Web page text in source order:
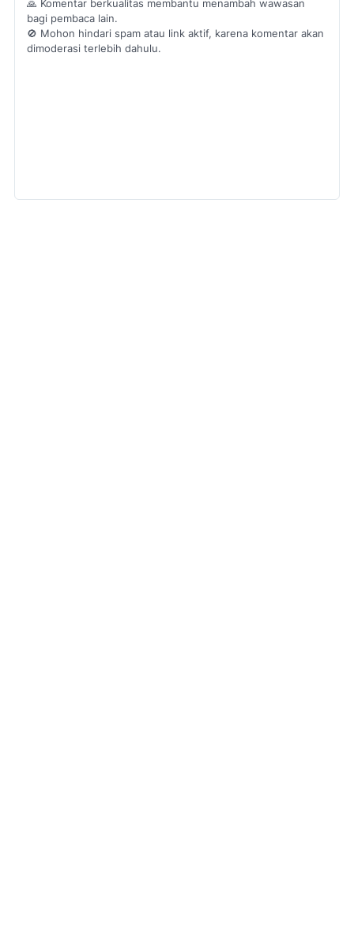
🙏 Komentar berkualitas membantu menambah wawasan
bagi pembaca lain.
🚫 Mohon hindari spam atau link aktif, karena komentar akan
dimoderasi terlebih dahulu.